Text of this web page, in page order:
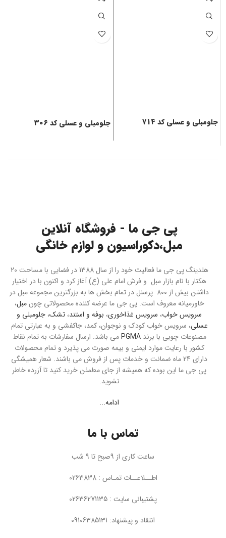
جلومبلی و عسلی کد 714 جلومبلی و عسلی کد 306
پی جی ما - فروشگاه آنلاین
مبل،دکوراسیون و لوازم خانگی
هلدینگ پی جی ما فعالیت خود را از سال 1388 در فضایی با مساحت 20
هکتار با نام بازار مبل و فرش امام علی (ع) آغاز کرد و اکنون با در اختیار
داشتن بیش از 800 پرسنل در تمام بخش ها به بزرگترین مجموعه مبل در
خاورمیانه معروف است. پی جی ما عرضه کننده محصولاتی چونمبل،
سرویس خواب، سرویس غذاخوری، بوفه و استند، تشک، جلومبلی و
عسلی، سرویس خواب کودک و نوجوان، کمد، جاکفشی و به عبارتی تمام
مصنوعات چوبی با برندPGMAمی باشد. ارسال سفارشات به تمام نقاط
کشور با رعایت موارد ایمنی و بیمه صورت می پذیرد و تمام محصولات
دارای 24 ماه ضمانت و خدمات پس از فروش می باشند. شعار همیشگی
پی جی ما این بوده که همیشه از جای مطمئن خرید کنید تا آزرده خاطر
نشوید.
ادامه...
تماس با ما
ساعت کاری از 9صبح تا 9 شب
اطــلاعــات تمـاس : 0263838
پشتیبانی سایت : 02636271135
انتقاد و پیشنهاد: 09106385131